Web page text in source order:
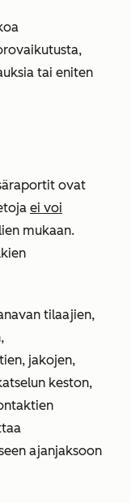
tai eniten
ovat
ei voi
mukaan.
tilaajien,
jakojen,
keston,
ajanjaksoon